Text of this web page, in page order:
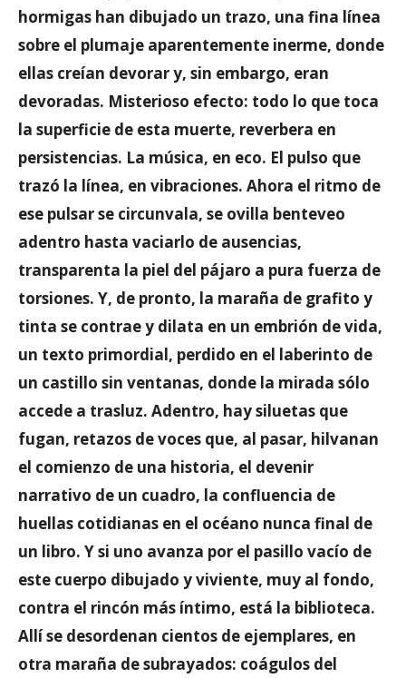
hormigas han dibujado un trazo, una fina línea
sobre el plumaje aparentemente inerme, donde
ellas creían devorar y, sin embargo, eran
devoradas. Misterioso efecto: todo lo que toca
la superficie de esta muerte, reverbera en
persistencias. La música, en eco. El pulso que
trazó la línea, en vibraciones. Ahora el ritmo de
ese pulsar se circunvala, se ovilla benteveo
adentro hasta vaciarlo de ausencias,
transparenta la piel del pájaro a pura fuerza de
torsiones. Y, de pronto, la maraña de grafito y
tinta se contrae y dilata en un embrión de vida,
un texto primordial, perdido en el laberinto de
un castillo sin ventanas, donde la mirada sólo
accede a trasluz. Adentro, hay siluetas que
fugan, retazos de voces que, al pasar, hilvanan
el comienzo de una historia, el devenir
narrativo de un cuadro, la confluencia de
huellas cotidianas en el océano nunca final de
un libro. Y si uno avanza por el pasillo vacío de
este cuerpo dibujado y viviente, muy al fondo,
contra el rincón más íntimo, está la biblioteca.
Allí se desordenan cientos de ejemplares, en
otra maraña de subrayados: coágulos del